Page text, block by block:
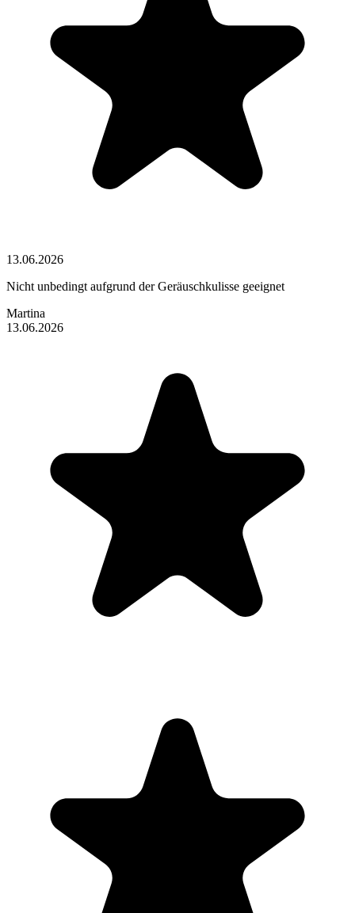
13.06.2026
Nicht unbedingt aufgrund der Geräuschkulisse geeignet
Martina
13.06.2026